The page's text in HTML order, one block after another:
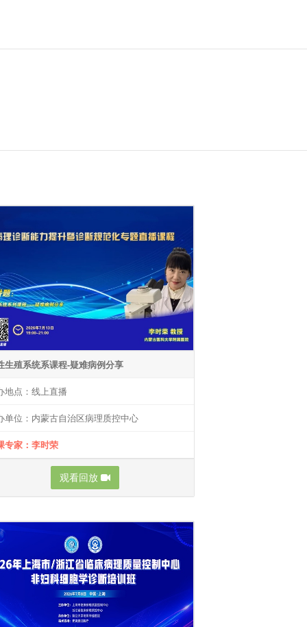
生殖系统系课程-疑难病例分享
地点：线上直播
单位：内蒙古自治区病理质控中心
专家：李时荣
观看回放